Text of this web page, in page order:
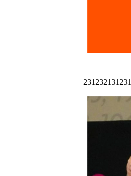
231232131231